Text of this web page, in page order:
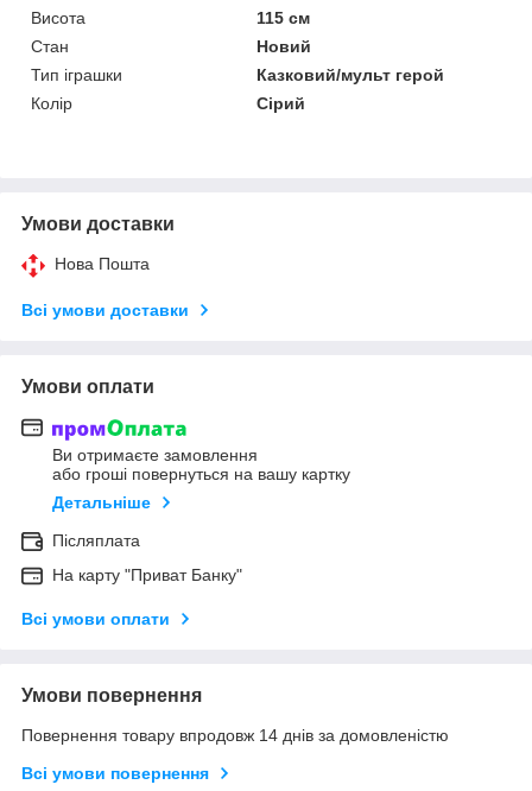
Висота
115 см
Стан
Новий
Тип іграшки
Казковий/мульт герой
Колір
Сірий
Умови доставки
Нова Пошта
Всі умови доставки
Умови оплати
Ви отримаєте замовлення
або гроші повернуться на вашу картку
Детальніше
Післяплата
На карту "Приват Банку"
Всі умови оплати
Умови повернення
Повернення товару впродовж 14 днів за домовленістю
Всі умови повернення